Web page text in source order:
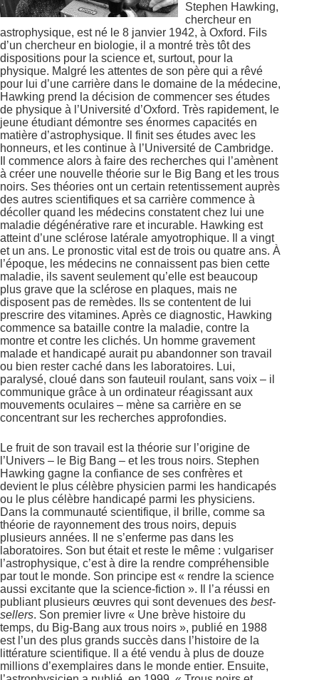
Stephen Hawking,
chercheur en
astrophysique, est né le 8 janvier 1942, à Oxford. Fils
d’un chercheur en biologie, il a montré très tôt des
dispositions pour la science et, surtout, pour la
physique. Malgré les attentes de son père qui a rêvé
pour lui d’une carrière dans le domaine de la médecine,
Hawking prend la décision de commencer ses études
de physique à l’Université d’Oxford. Très rapidement, le
jeune étudiant démontre ses énormes capacités en
matière d’astrophysique. Il finit ses études avec les
honneurs, et les continue à l’Université de Cambridge.
Il commence alors à faire des recherches qui l’amènent
à créer une nouvelle théorie sur le Big Bang et les trous
noirs. Ses théories ont un certain retentissement auprès
des autres scientifiques et sa carrière commence à
décoller quand les médecins constatent chez lui une
maladie dégénérative rare et incurable. Hawking est
atteint d’une sclérose latérale amyotrophique. Il a vingt
et un ans. Le pronostic vital est de trois ou quatre ans. À
l’époque, les médecins ne connaissent pas bien cette
maladie, ils savent seulement qu’elle est beaucoup
plus grave que la sclérose en plaques, mais ne
disposent pas de remèdes. Ils se contentent de lui
prescrire des vitamines. Après ce diagnostic, Hawking
commence sa bataille contre la maladie, contre la
montre et contre les clichés. Un homme gravement
malade et handicapé aurait pu abandonner son travail
ou bien rester caché dans les laboratoires. Lui,
paralysé, cloué dans son fauteuil roulant, sans voix – il
communique grâce à un ordinateur réagissant aux
mouvements oculaires – mène sa carrière en se
concentrant sur les recherches approfondies.
Le fruit de son travail est la théorie sur l’origine de
l’Univers – le Big Bang – et les trous noirs. Stephen
Hawking gagne la confiance de ses confrères et
devient le plus célèbre physicien parmi les handicapés
ou le plus célèbre handicapé parmi les physiciens.
Dans la communauté scientifique, il brille, comme sa
théorie de rayonnement des trous noirs, depuis
plusieurs années. Il ne s’enferme pas dans les
laboratoires. Son but était et reste le même : vulgariser
l’astrophysique, c’est à dire la rendre compréhensible
par tout le monde. Son principe est « rendre la science
aussi excitante que la science-fiction ». Il l’a réussi en
publiant plusieurs œuvres qui sont devenues des best-
sellers. Son premier livre « Une brève histoire du
temps, du Big-Bang aux trous noirs », publié en 1988
est l’un des plus grands succès dans l’histoire de la
littérature scientifique. Il a été vendu à plus de douze
millions d’exemplaires dans le monde entier. Ensuite,